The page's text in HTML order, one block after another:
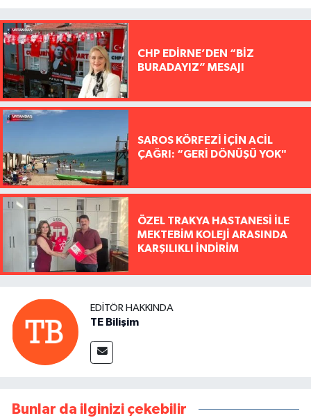
CHP EDİRNE’DEN “BİZ
BURADAYIZ” MESAJI
SAROS KÖRFEZİ İÇİN ACİL
ÇAĞRI: “GERİ DÖNÜŞÜ YOK"
ÖZEL TRAKYA HASTANESİ İLE
MEKTEBİM KOLEJİ ARASINDA
KARŞILIKLI İNDİRİM
EDITÖR HAKKINDA
TE Bilişim
Bunlar da ilginizi çekebilir